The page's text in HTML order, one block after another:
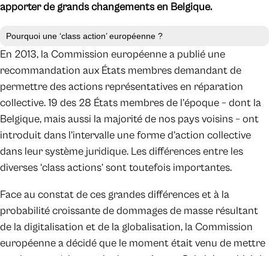
apporter de grands changements en Belgique.
Pourquoi une ‘class action’ européenne ?
En 2013, la Commission européenne a publié une
recommandation aux États membres demandant de
permettre des actions représentatives en réparation
collective. 19 des 28 États membres de l’époque – dont la
Belgique, mais aussi la majorité de nos pays voisins – ont
introduit dans l’intervalle une forme d’action collective
dans leur système juridique. Les différences entre les
diverses ‘class actions’ sont toutefois importantes.
Face au constat de ces grandes différences et à la
probabilité croissante de dommages de masse résultant
de la digitalisation et de la globalisation, la Commission
européenne a décidé que le moment était venu de mettre